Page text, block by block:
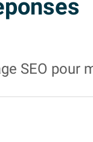
SEO pour